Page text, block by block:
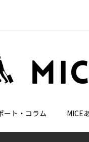
ート・コラム MICE